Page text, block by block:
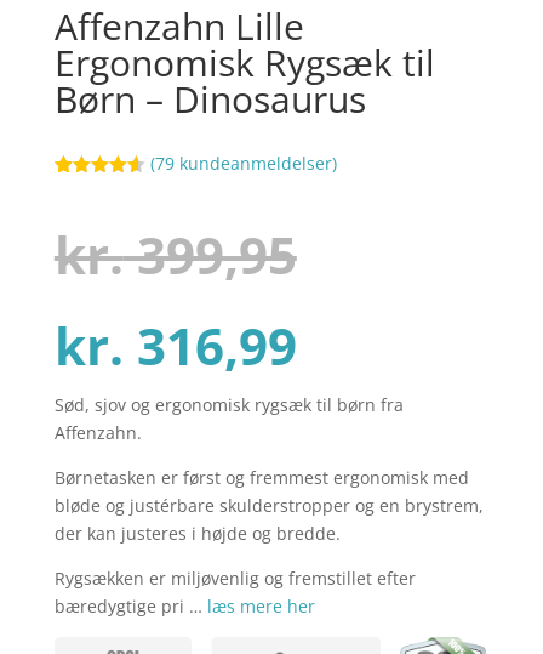
Affenzahn Lille
Ergonomisk Rygsæk til
Børn – Dinosaurus
baseret på
kundebedø
mmelser
(79 kundeanmeldelser)
kr.399,95
pris
var:
kr.
kr. 316,99Den
aktuelle
pris
er:
Sød, sjov og ergonomisk rygsæk til børn fra
Affenzahn.
Børnetasken er først og fremmest ergonomisk med
bløde og justérbare skulderstropper og en brystrem,
der kan justeres i højde og bredde.
Rygsækken er miljøvenlig og fremstillet efter
bæredygtige pri … læs mere her